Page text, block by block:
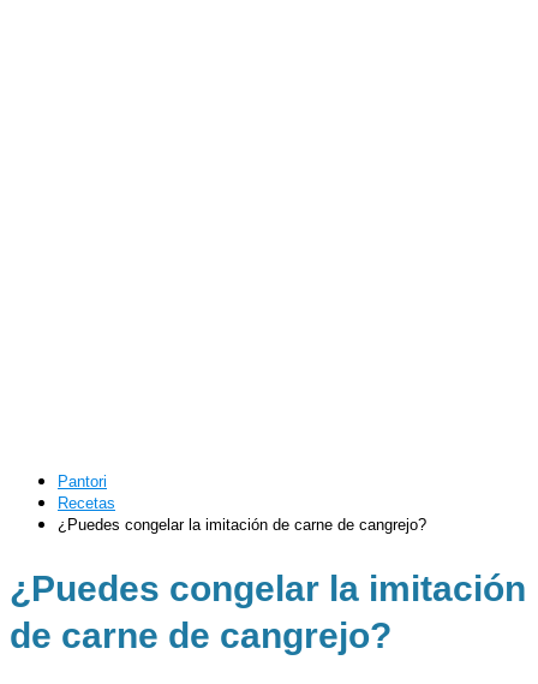
Pantori
Recetas
¿Puedes congelar la imitación de carne de cangrejo?
¿Puedes congelar la imitación
de carne de cangrejo?